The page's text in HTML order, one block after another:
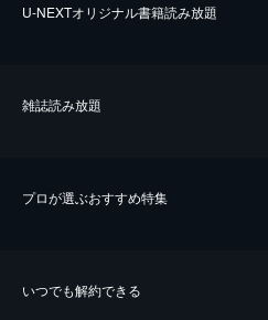
U-NEXTオリジナル書籍読み放題
雑誌読み放題
プロが選ぶおすすめ特集
いつでも解約できる